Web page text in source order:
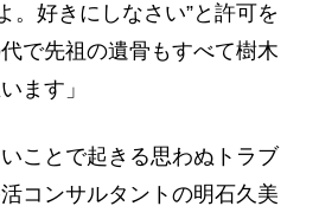
。好きにしなさい”と許可を
で先祖の遺骨もすべて樹木
ます」
ことで起きる思わぬトラブ
コンサルタントの明石久美